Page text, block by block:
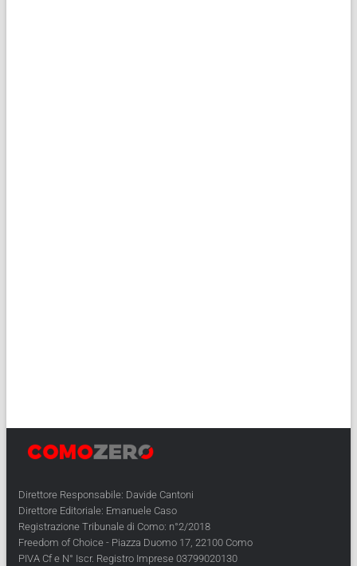
Direttore Responsabile: Davide Cantoni
Direttore Editoriale: Emanuele Caso
Registrazione Tribunale di Como: n°2/2018
Freedom of Choice - Piazza Duomo 17, 22100 Como
PIVA Cf e N° Iscr. Registro Imprese 03799020130